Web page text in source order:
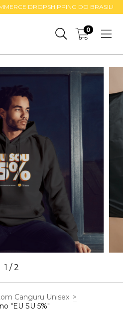
DROPSHIPPING DO BRASIL!
0
1 /2
Canguru Unisex >
"EU SU 5%"